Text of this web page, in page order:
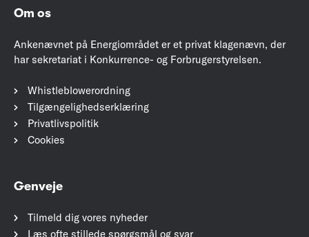
Om os
Ankenævnet på Energiområdet er et privat klagenævn, der
har sekretariat i Konkurrence- og Forbrugerstyrelsen.
Whistleblowerordning
Tilgængelighedserklæring
Privatlivspolitik
Cookies
Genveje
Tilmeld dig vores nyheder
Læs ofte stillede spørgsmål og svar